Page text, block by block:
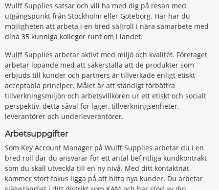
Wulff Supplies satsar och vill ha med dig på resan med
utgångspunkt från Stockholm eller Göteborg. Här har du
möjligheten att arbeta i en bred säljroll i nära samarbete med
dina 35 kunniga kollegor runt om i landet.
Wulff Supplies arbetar aktivt med miljö och kvalitét. Företaget
arbetar löpande med att säkerställa att de produkter som
erbjuds till kunder och partners är tillverkade enligt etiskt
acceptabla principer. Målet är att ständigt förbättra
tillverkningsmiljön och arbetsvillkoren ur ett etiskt och socialt
perspektiv, detta såväl för lager, tillverkningsenheter,
leverantörer och underleverantörer.
Arbetsuppgifter
Som Key Account Manager på Wulff Supplies arbetar du i en
bred roll där du ansvarar för ett antal befintliga kundkontrakt
som du skall utveckla till en ny nivå. Med ditt kontaktnät
kommer stort fokus ligga på att hitta nya kunder. Du arbetar